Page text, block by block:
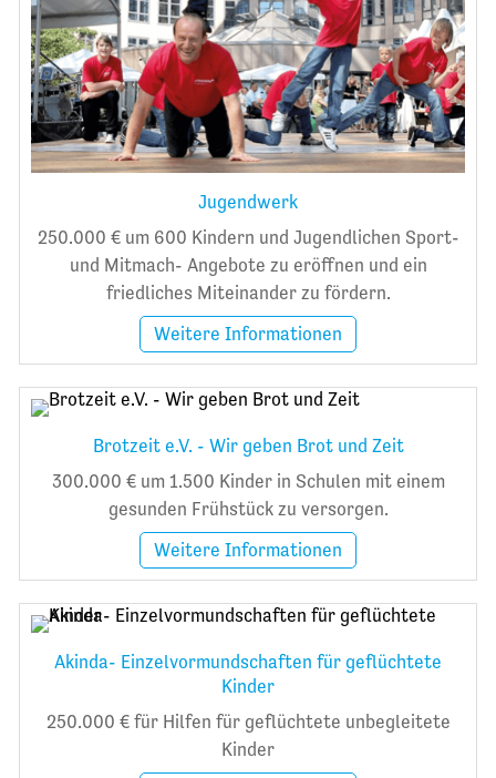
Jugendwerk
250.000 € um 600 Kindern und Jugendlichen Sport-
und Mitmach- Angebote zu eröffnen und ein
friedliches Miteinander zu fördern.
Weitere Informationen
Brotzeit e.V. - Wir geben Brot und Zeit
300.000 € um 1.500 Kinder in Schulen mit einem
gesunden Frühstück zu versorgen.
Weitere Informationen
Akinda- Einzelvormundschaften für geflüchtete
Kinder
250.000 € für Hilfen für geflüchtete unbegleitete
Kinder